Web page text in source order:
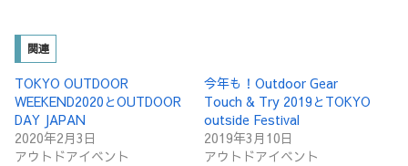
関連
TOKYO OUTDOOR
WEEKEND2020とOUTDOOR
DAY JAPAN
2020年2月3日
アウトドアイベント
今年も！Outdoor Gear
Touch & Try 2019とTOKYO
outside Festival
2019年3月10日
アウトドアイベント